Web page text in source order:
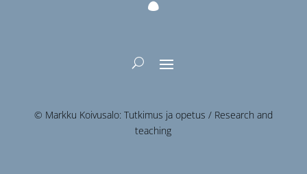
© Markku Koivusalo: Tutkimus ja opetus / Research and
teaching